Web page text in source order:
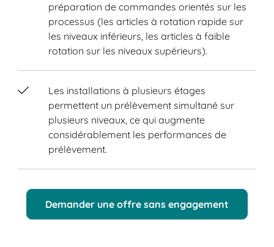
préparation de commandes orientés sur les
processus (les articles à rotation rapide sur
les niveaux inférieurs, les articles à faible
rotation sur les niveaux supérieurs).
Les installations à plusieurs étages
permettent un prélèvement simultané sur
plusieurs niveaux, ce qui augmente
considérablement les performances de
prélèvement.
Demander une offre sans engagement